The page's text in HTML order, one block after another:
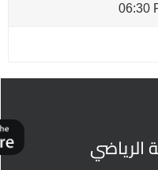
06:30
الرياضي